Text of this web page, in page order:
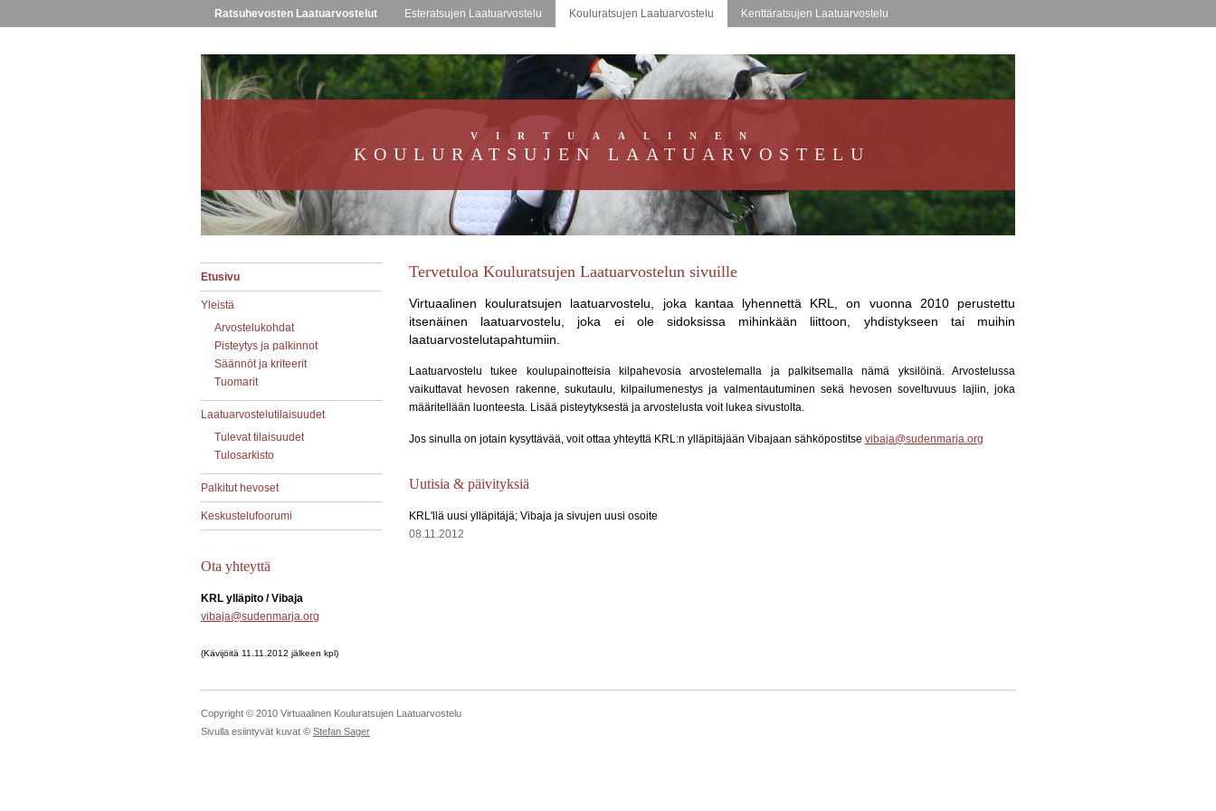
Ratsuhevosten Laatuarvostelut Esteratsujen Laatuarvostelu Kouluratsujen Laatuarvostelu Kenttäratsujen Laatuarvostelu
VIRTUAALINEN
KOULURATSUJEN LAATUARVOSTELU
Etusivu
Yleistä
Arvostelukohdat
Pisteytys ja palkinnot
Säännöt ja kriteerit
Tuomarit
Laatuarvostelutilaisuudet
Tulevat tilaisuudet
Tulosarkisto
Palkitut hevoset
Keskustelufoorumi
Ota yhteyttä
KRL ylläpito / Vibaja
vibaja@sudenmarja.org
(Kävijöitä 11.11.2012 jälkeen kpl)
Tervetuloa Kouluratsujen Laatuarvostelun sivuille
Virtuaalinen kouluratsujen laatuarvostelu, joka kantaa lyhennettä KRL, on vuonna 2010 perustettu
itsenäinen laatuarvostelu, joka ei ole sidoksissa mihinkään liittoon, yhdistykseen tai muihin
laatuarvostelutapahtumiin.
Laatuarvostelu tukee koulupainotteisia kilpahevosia arvostelemalla ja palkitsemalla nämä yksilöinä. Arvostelussa
vaikuttavat hevosen rakenne, sukutaulu, kilpailumenestys ja valmentautuminen sekä hevosen soveltuvuus lajiin, joka
määritellään luonteesta. Lisää pisteytyksestä ja arvostelusta voit lukea sivustolta.
Jos sinulla on jotain kysyttävää, voit ottaa yhteyttä KRL:n ylläpitäjään Vibajaan sähköpostitse vibaja@sudenmarja.org
Uutisia & päivityksiä
KRL'llä uusi ylläpitäjä; Vibaja ja sivujen uusi osoite
08.11.2012
Copyright © 2010 Virtuaalinen Kouluratsujen Laatuarvostelu
Sivulla esiintyvät kuvat © Stefan Sager